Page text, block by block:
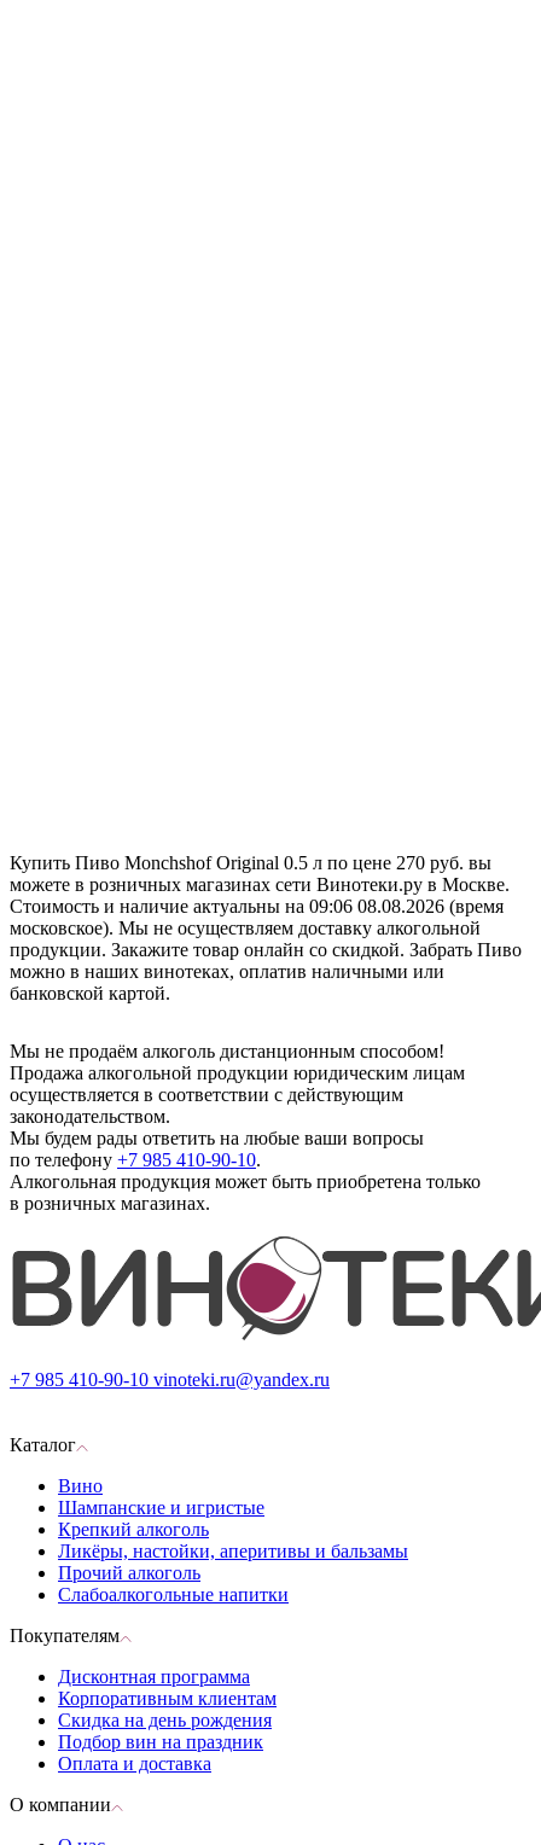
Купить Пиво Monchshof Original 0.5 л по цене 270 руб. вы
можете в розничных магазинах сети Винотеки.ру в Москве.
Стоимость и наличие актуальны на 09:06 08.08.2026 (время
московское). Мы не осуществляем доставку алкогольной
продукции. Закажите товар онлайн со скидкой. Забрать Пиво
можно в наших винотеках, оплатив наличными или
банковской картой.
Мы не продаём алкоголь дистанционным способом!
Продажа алкогольной продукции юридическим лицам
осуществляется в соответствии с действующим
законодательством.
Мы будем рады ответить на любые ваши вопросы
по телефону +7 985 410-90-10.
Алкогольная продукция может быть приобретена только
в розничных магазинах.
+7 985 410-90-10 vinoteki.ru@yandex.ru
Каталог
Вино
Шампанские и игристые
Крепкий алкоголь
Ликёры, настойки, аперитивы и бальзамы
Прочий алкоголь
Слабоалкогольные напитки
Покупателям
Дисконтная программа
Корпоративным клиентам
Скидка на день рождения
Подбор вин на праздник
Оплата и доставка
О компании